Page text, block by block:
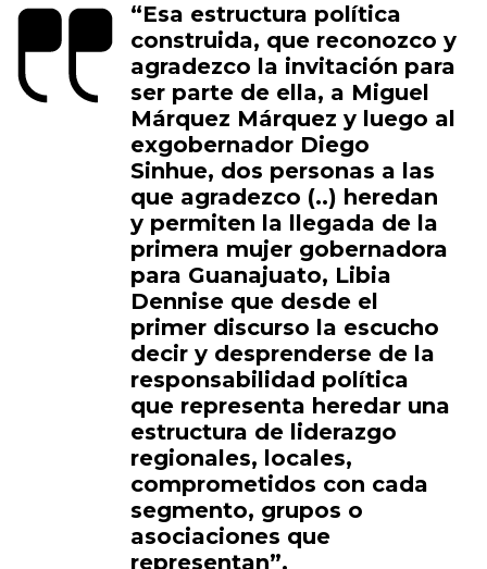
“Esa estructura política
construida, que reconozco y
agradezco la invitación para
ser parte de ella, a Miguel
Márquez Márquez y luego al
exgobernador Diego
Sinhue, dos personas a las
que agradezco (..) heredan
y permiten la llegada de la
primera mujer gobernadora
para Guanajuato, Libia
Dennise que desde el
primer discurso la escucho
decir y desprenderse de la
responsabilidad política
que representa heredar una
estructura de liderazgo
regionales, locales,
comprometidos con cada
segmento, grupos o
asociaciones que
representan”.